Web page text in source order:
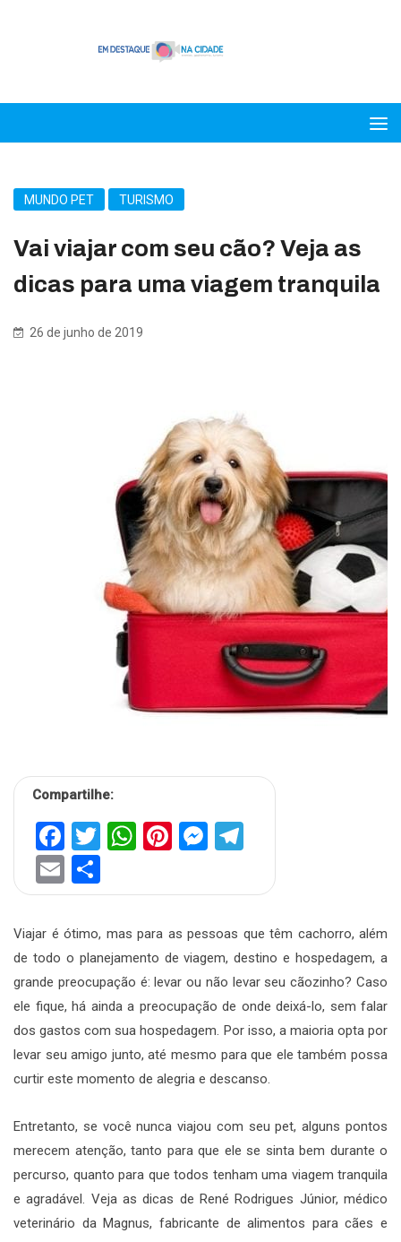
MUNDO PET TURISMO
Vai viajar com seu cão? Veja as
dicas para uma viagem tranquila
26 de junho de 2019
Compartilhe:
Facebook
Twitter
WhatsApp
Pinterest
Messenger
Email
Viajar é ótimo, mas para as pessoas que têm cachorro, além
de todo o planejamento de viagem, destino e hospedagem, a
grande preocupação é: levar ou não levar seu cãozinho? Caso
ele fique, há ainda a preocupação de onde deixá-lo, sem falar
dos gastos com sua hospedagem. Por isso, a maioria opta por
levar seu amigo junto, até mesmo para que ele também possa
curtir este momento de alegria e descanso.
Entretanto, se você nunca viajou com seu pet, alguns pontos
merecem atenção, tanto para que ele se sinta bem durante o
percurso, quanto para que todos tenham uma viagem tranquila
e agradável. Veja as dicas de René Rodrigues Júnior, médico
veterinário da Magnus, fabricante de alimentos para cães e